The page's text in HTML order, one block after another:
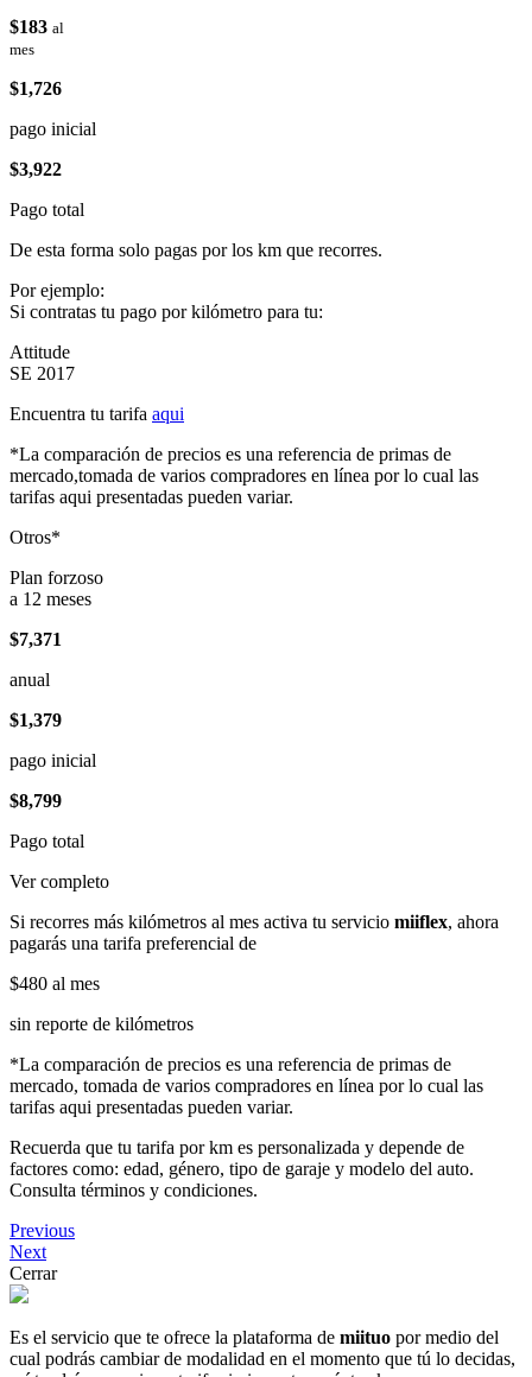
$183 al
mes
$1,726
pago inicial
$3,922
Pago total
De esta forma solo pagas por los km que recorres.
Por ejemplo:
Si contratas tu pago por kilómetro para tu:
Attitude
SE 2017
Encuentra tu tarifa aqui
*La comparación de precios es una referencia de primas de
mercado,tomada de varios compradores en línea por lo cual las
tarifas aqui presentadas pueden variar.
Otros*
Plan forzoso
a 12 meses
$7,371
anual
$1,379
pago inicial
$8,799
Pago total
Ver completo
Si recorres más kilómetros al mes activa tu servicio miiflex, ahora
pagarás una tarifa preferencial de
$480 al mes
sin reporte de kilómetros
*La comparación de precios es una referencia de primas de
mercado, tomada de varios compradores en línea por lo cual las
tarifas aqui presentadas pueden variar.
Recuerda que tu tarifa por km es personalizada y depende de
factores como: edad, género, tipo de garaje y modelo del auto.
Consulta términos y condiciones.
Previous
Next
Cerrar
Es el servicio que te ofrece la plataforma de miituo por medio del
cual podrás cambiar de modalidad en el momento que tú lo decidas,